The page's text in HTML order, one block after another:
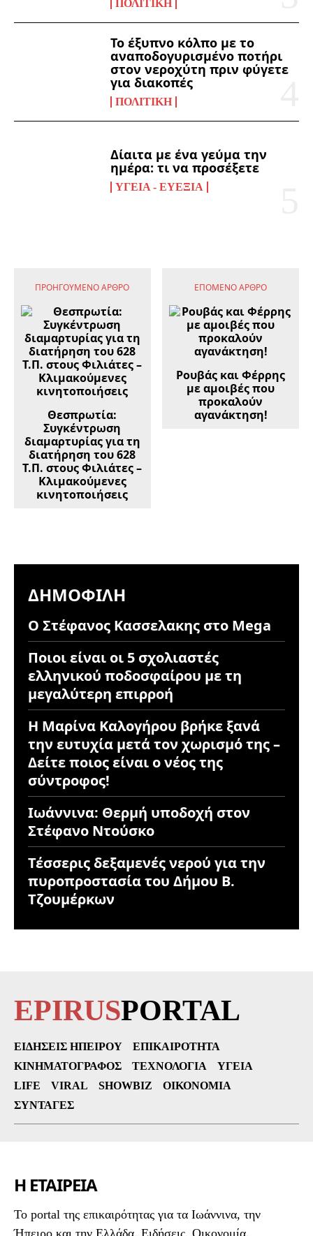
ΠΟΛΙΤΙΚΉ
Το έξυπνο κόλπο με το
αναποδογυρισμένο ποτήρι
στον νεροχύτη πριν φύγετε
για διακοπές
ΠΟΛΙΤΙΚΉ
Δίαιτα με ένα γεύμα την
ημέρα: τι να προσέξετε
ΥΓΕΊΑ - ΕΥΕΞΊΑ
ΠΡΟΗΓΟΎΜΕΝΟ ΆΡΘΡΟ
Θεσπρωτία:
Συγκέντρωση
διαμαρτυρίας για τη
διατήρηση του 628
Τ.Π. στους Φιλιάτες –
Κλιμακούμενες
κινητοποιήσεις
ΕΠΌΜΕΝΟ ΆΡΘΡΟ
Ρουβάς και Φέρρης
με αμοιβές που
προκαλούν
αγανάκτηση!
ΔΗΜΟΦΙΛΉ
Ο Στέφανος Κασσελακης στο Mega
Ποιοι είναι οι 5 σχολιαστές
ελληνικού ποδοσφαίρου με τη
μεγαλύτερη επιρροή
Η Μαρίνα Καλογήρου βρήκε ξανά
την ευτυχία μετά τον χωρισμό της –
Δείτε ποιος είναι ο νέος της
σύντροφος!
Ιωάννινα: Θερμή υποδοχή στον
Στέφανο Ντούσκο
Τέσσερις δεξαμενές νερού για την
πυροπροστασία του Δήμου Β.
Τζουμέρκων
EPIRUSPORTAL
ΕΙΔΉΣΕΙΣ ΗΠΕΊΡΟΥ
ΕΠΙΚΑΙΡΌΤΗΤΑ
ΚΙΝΗΜΑΤΟΓΡΆΦΟΣ
ΤΕΧΝΟΛΟΓΊΑ
ΥΓΕΊΑ
LIFE
VIRAL SHOWBIZ
ΟΙΚΟΝΟΜΊΑ
ΣΥΝΤΑΓΈΣ
Η ΕΤΑΙΡΕΙΑ
To portal της επικαιρότητας για τα Ιωάννινα, την